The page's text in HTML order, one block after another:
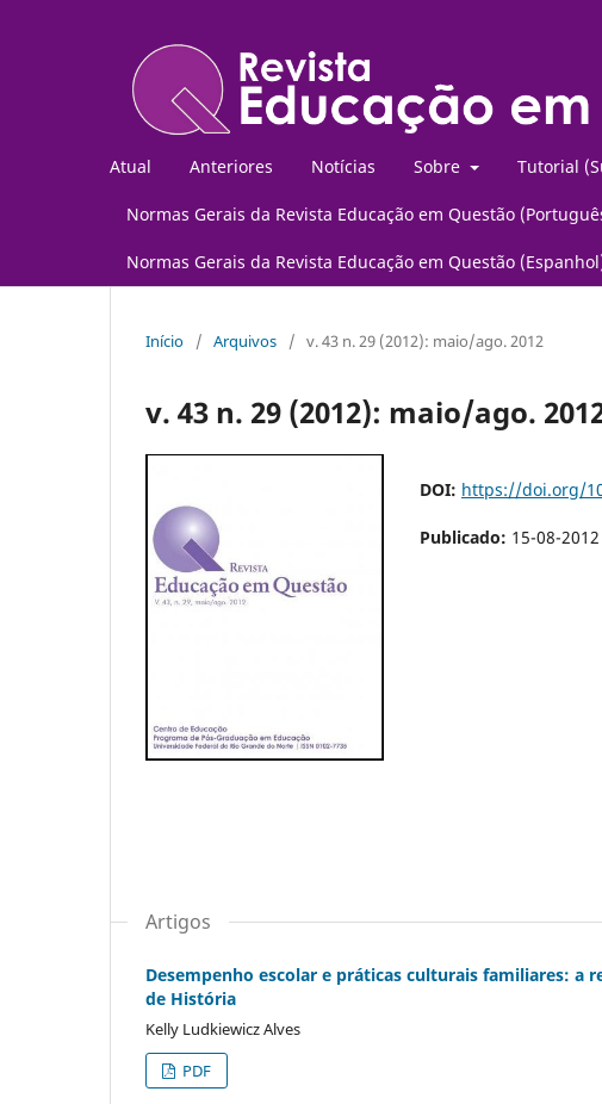
Atual Anteriores Notícias Sobre Tutorial
Normas Gerais da Revista Educação em Questão
Normas Gerais da Revista Educação em Questão
Início / Arquivos / v. 43 n. 29 (2012): maio/ago. 2012
v. 43 n. 29 (2012): maio/ago.
DOI: https://doi.org/
Publicado: 15-08-2012
Artigos
Desempenho escolar e práticas culturais familiares: a
de História
Kelly Ludkiewicz Alves
PDF